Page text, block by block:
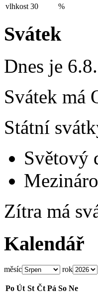
vlhkost 30 %
Svátek
Dnes je
Svátek má
Státní
Světový
Zítra má
Kalendář
měsíc rok
Po Út St Čt Pá So Ne